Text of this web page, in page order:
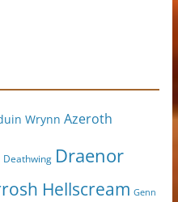
Wrynn Azeroth
Deathwing Draenor
Hellscream Genn